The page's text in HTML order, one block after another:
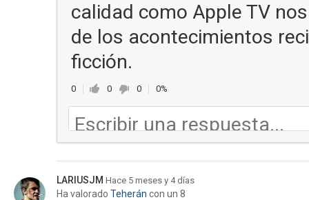
calidad como Apple TV
de los acontecimientos
ficción.
0 0 0 0%
LARIUSJM Hace 5 meses y 4 días
Ha valorado Teherán con un 8